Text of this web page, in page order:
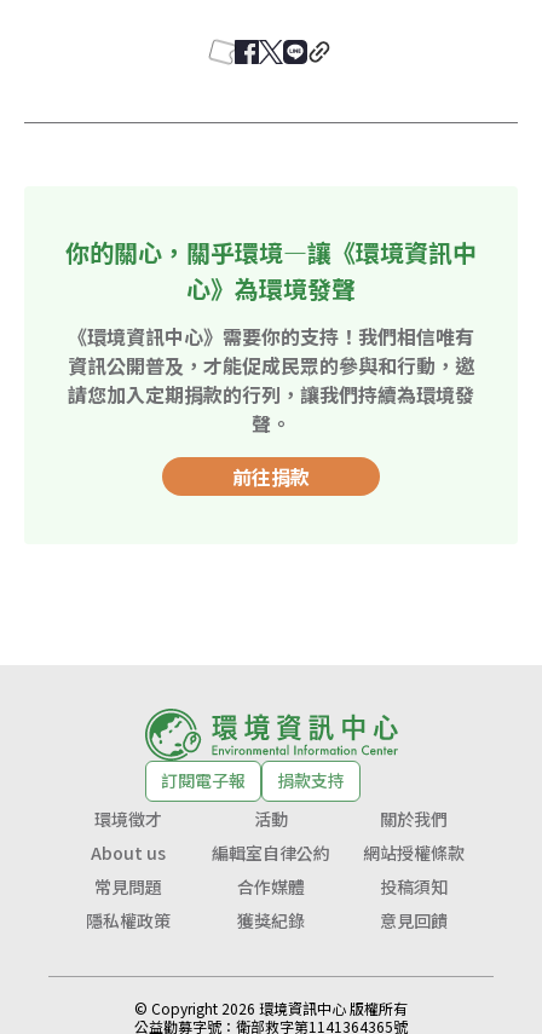
你的關心，關乎環境—讓《環境資訊中
心》為環境發聲
《環境資訊中心》需要你的支持！我們相信唯有
資訊公開普及，才能促成民眾的參與和行動，邀
請您加入定期捐款的行列，讓我們持續為環境發
聲。
前往捐款
訂閱電子報
捐款支持
環境徵才
活動
關於我們
About us
編輯室自律公約
網站授權條款
常見問題
合作媒體
投稿須知
隱私權政策
獲獎紀錄 意見回饋
© Copyright 2026 環境資訊中心 版權所有
公益勸募字號： 衛部救字第1141364365號